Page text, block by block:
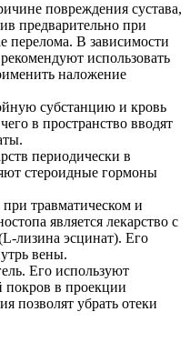
повреждения сустава,
предварительно при
перелома. В зависимости
использовать
наложение
субстанцию и кровь
в пространство вводят
периодически в
стероидные гормоны
травматическом и
является лекарство с
лизина эсцинат). Его
вены.
Его используют
в проекции
позволят убрать отеки